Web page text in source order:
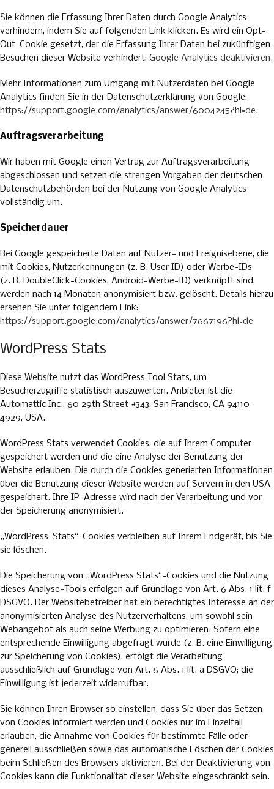
Sie können die Erfassung Ihrer Daten durch Google Analytics
verhindern, indem Sie auf folgenden Link klicken. Es wird ein Opt-
Out-Cookie gesetzt, der die Erfassung Ihrer Daten bei zukünftigen
Besuchen dieser Website verhindert: Google Analytics deaktivieren.
Mehr Informationen zum Umgang mit Nutzerdaten bei Google
Analytics finden Sie in der Datenschutzerklärung von Google:
https://support.google.com/analytics/answer/6004245?hl=de.
Auftragsverarbeitung
Wir haben mit Google einen Vertrag zur Auftragsverarbeitung
abgeschlossen und setzen die strengen Vorgaben der deutschen
Datenschutzbehörden bei der Nutzung von Google Analytics
vollständig um.
Speicherdauer
Bei Google gespeicherte Daten auf Nutzer- und Ereignisebene, die
mit Cookies, Nutzerkennungen (z. B. User ID) oder Werbe-IDs
(z. B. DoubleClick-Cookies, Android-Werbe-ID) verknüpft sind,
werden nach 14 Monaten anonymisiert bzw. gelöscht. Details hierzu
ersehen Sie unter folgendem Link:
https://support.google.com/analytics/answer/7667196?hl=de
WordPress Stats
Diese Website nutzt das WordPress Tool Stats, um
Besucherzugriffe statistisch auszuwerten. Anbieter ist die
Automattic Inc., 60 29th Street #343, San Francisco, CA 94110-
4929, USA.
WordPress Stats verwendet Cookies, die auf Ihrem Computer
gespeichert werden und die eine Analyse der Benutzung der
Website erlauben. Die durch die Cookies generierten Informationen
über die Benutzung dieser Website werden auf Servern in den USA
gespeichert. Ihre IP-Adresse wird nach der Verarbeitung und vor
der Speicherung anonymisiert.
„WordPress-Stats“-Cookies verbleiben auf Ihrem Endgerät, bis Sie
sie löschen.
Die Speicherung von „WordPress Stats“-Cookies und die Nutzung
dieses Analyse-Tools erfolgen auf Grundlage von Art. 6 Abs. 1 lit. f
DSGVO. Der Websitebetreiber hat ein berechtigtes Interesse an der
anonymisierten Analyse des Nutzerverhaltens, um sowohl sein
Webangebot als auch seine Werbung zu optimieren. Sofern eine
entsprechende Einwilligung abgefragt wurde (z. B. eine Einwilligung
zur Speicherung von Cookies), erfolgt die Verarbeitung
ausschließlich auf Grundlage von Art. 6 Abs. 1 lit. a DSGVO; die
Einwilligung ist jederzeit widerrufbar.
Sie können Ihren Browser so einstellen, dass Sie über das Setzen
von Cookies informiert werden und Cookies nur im Einzelfall
erlauben, die Annahme von Cookies für bestimmte Fälle oder
generell ausschließen sowie das automatische Löschen der Cookies
beim Schließen des Browsers aktivieren. Bei der Deaktivierung von
Cookies kann die Funktionalität dieser Website eingeschränkt sein.